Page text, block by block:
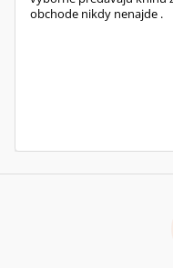
obchode nikdy nenajde .